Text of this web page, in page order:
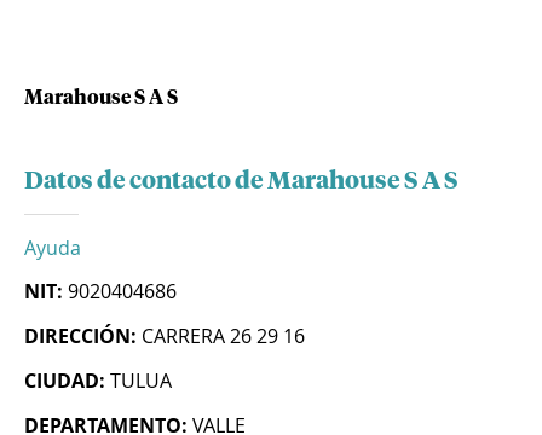
Marahouse S A S
Datos de contacto de Marahouse S A S
Ayuda
NIT: 9020404686
DIRECCIÓN: CARRERA 26 29 16
CIUDAD: TULUA
DEPARTAMENTO: VALLE